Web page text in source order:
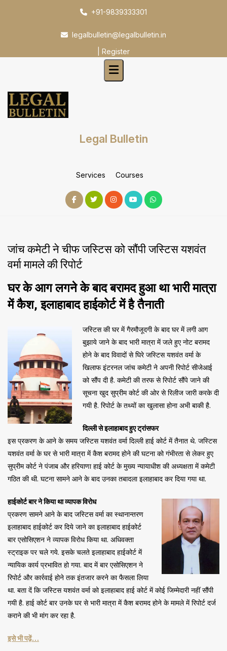
+91-9839333301
legalbulletin@legalbulletin.in
Register
Legal Bulletin
Services Courses
जांच कमेटी ने चीफ जस्टिस को सौंपी जस्टिस यशवंत
वर्मा मामले की रिपोर्ट
घर के आग लगने के बाद बरामद हुआ था भारी मात्रा
में कैश, इलाहाबाद हाईकोर्ट में है तैनाती
जस्टिस की घर में गैरमौजूदगी के बाद घर में लगी आग
बुझाये जाने के बाद भारी मात्रा में जले हुए नोट बरामद
होने के बाद विवादों से घिरे जस्टिस यशवंत वर्मा के
खिलाफ इंटरनल जांच कमेटी ने अपनी रिपोर्ट सीजेआई
को सौंप दी है. कमेटी की तरफ से रिपोर्ट सौंपे जाने की
सूचना खुद सुप्रीम कोर्ट की ओर से रिलीज जारी करके दी
गयी है. रिपोर्ट के तथ्यों का खुलासा होना अभी बाकी है.
दिल्ली से इलाहाबाद हुए ट्रांसफर
इस प्रकरण के आने के समय जस्टिस यशवंत वर्मा दिल्ली हाई कोर्ट में तैनात थे. जस्टिस
यशवंत वर्मा के घर से भारी मात्रा में कैश बरामद होने की घटना को गंभीरता से लेकर हुए
सुप्रीम कोर्ट ने पंजाब और हरियाणा हाई कोर्ट के मुख्य न्यायाधीश की अध्यक्षता में कमेटी
गठित की थी. घटना सामने आने के बाद उनका तबादला इलाहाबाद कर दिया गया था.
हाईकोर्ट बार ने किया था व्यापक विरोध
प्रकरण सामने आने के बाद जस्टिस वर्मा का स्थानान्तरण
इलाहाबाद हाईकोर्ट कर दिये जाने का इलाहाबाद हाईकोर्ट
बार एसोसिएशन ने व्यापक विरोध किया था. अधिवक्ता
स्ट्राइक पर चले गये. इसके चलते इलाहाबाद हाईकोर्ट में
न्यायिक कार्य प्रभावित हो गया. बाद में बार एसोसिएशन ने
रिपोर्ट और कार्रवाई होने तक इंतजार करने का फैसला लिया
था. बता दें कि जस्टिस यशवंत वर्मा को इलाहाबाद हाई कोर्ट में कोई जिम्मेदारी नहीं सौंपी
गयी है. हाई कोर्ट बार उनके घर से भारी मात्रा में कैश बरामद होने के मामले में रिपोर्ट दर्ज
कराने की भी मांग कर रहा है.
इसे भी पढ़ें…